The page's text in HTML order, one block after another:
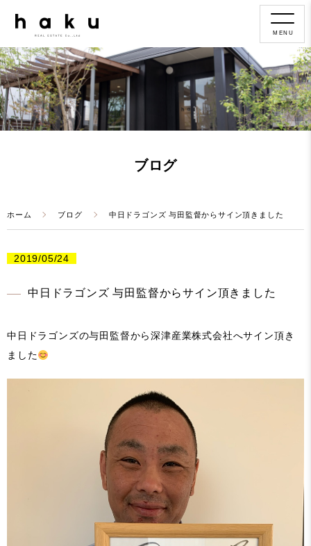
MENU
ブログ
ホーム ブログ 中日ドラゴンズ 与田監督からサイン頂きました
2019/05/24
中日ドラゴンズ 与田監督からサイン頂きました
中日ドラゴンズの与田監督から深津産業株式会社へサイン頂き
ました